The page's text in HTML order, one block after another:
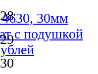
30мм
с подушкой